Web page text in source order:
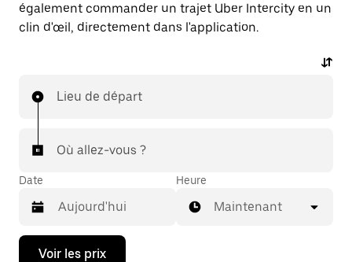
également commander un trajet Uber Intercity en un
clin d'œil, directement dans l'application.
Lieu de départ
Où allez-vous ?
Date
Appuyez
Heure
Maintenant
Voir les prix